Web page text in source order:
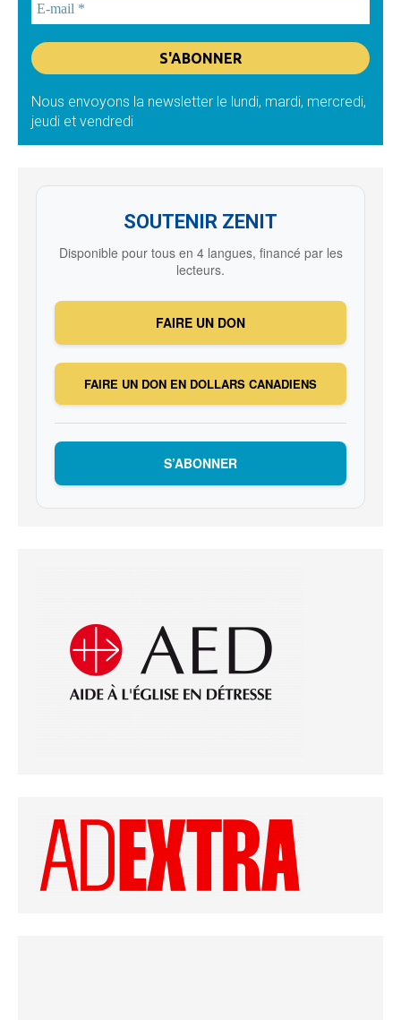
Nous envoyons la newsletter le lundi, mardi, mercredi,
jeudi et vendredi
SOUTENIR ZENIT
Disponible pour tous en 4 langues, financé par les
lecteurs.
FAIRE UN DON
FAIRE UN DON EN DOLLARS CANADIENS
S’ABONNER